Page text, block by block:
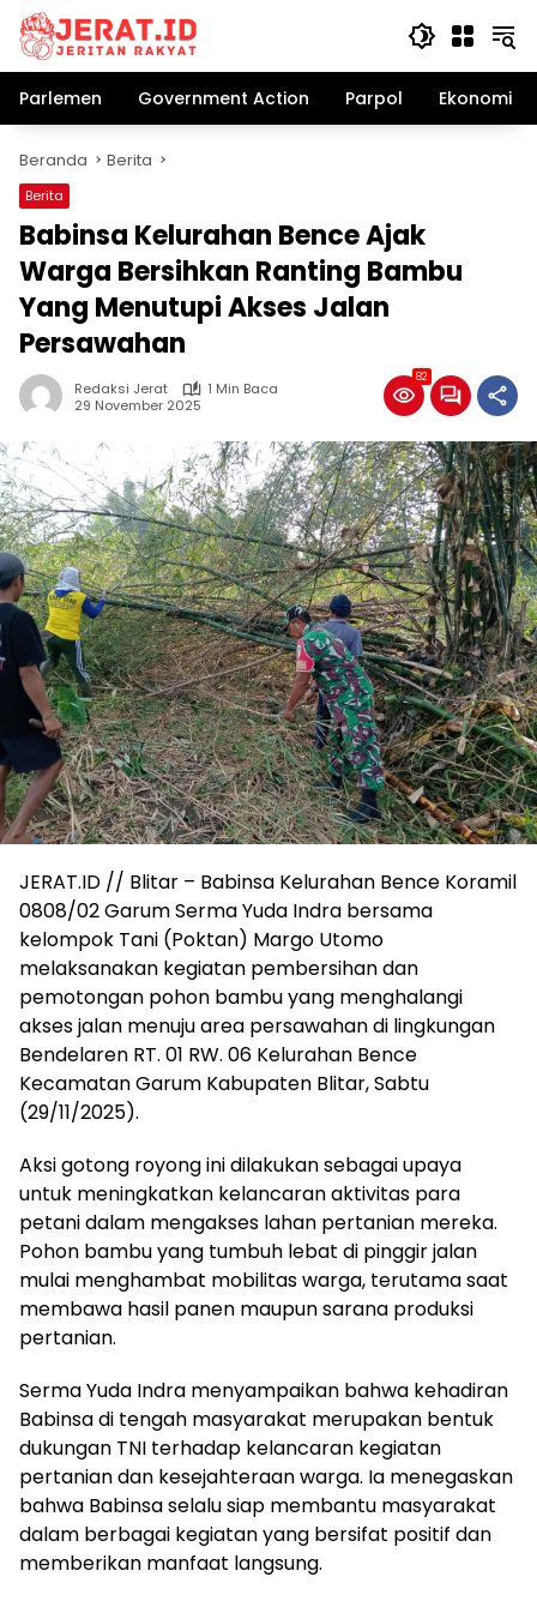
Langsung
konten
Parlemen
Government Action Parpol Ekonomi
Beranda Berita
Berita
Babinsa Kelurahan Bence Ajak
Warga Bersihkan Ranting Bambu
Yang Menutupi Akses Jalan
Persawahan
Redaksi Jerat
1 Min Baca
29 November 2025
82
JERAT.ID // Blitar – Babinsa Kelurahan Bence Koramil
0808/02 Garum Serma Yuda Indra bersama
kelompok Tani (Poktan) Margo Utomo
melaksanakan kegiatan pembersihan dan
pemotongan pohon bambu yang menghalangi
akses jalan menuju area persawahan di lingkungan
Bendelaren RT. 01 RW. 06 Kelurahan Bence
Kecamatan Garum Kabupaten Blitar, Sabtu
(29/11/2025).
Aksi gotong royong ini dilakukan sebagai upaya
untuk meningkatkan kelancaran aktivitas para
petani dalam mengakses lahan pertanian mereka.
Pohon bambu yang tumbuh lebat di pinggir jalan
mulai menghambat mobilitas warga, terutama saat
membawa hasil panen maupun sarana produksi
pertanian.
Serma Yuda Indra menyampaikan bahwa kehadiran
Babinsa di tengah masyarakat merupakan bentuk
dukungan TNI terhadap kelancaran kegiatan
pertanian dan kesejahteraan warga. Ia menegaskan
bahwa Babinsa selalu siap membantu masyarakat
dalam berbagai kegiatan yang bersifat positif dan
memberikan manfaat langsung.